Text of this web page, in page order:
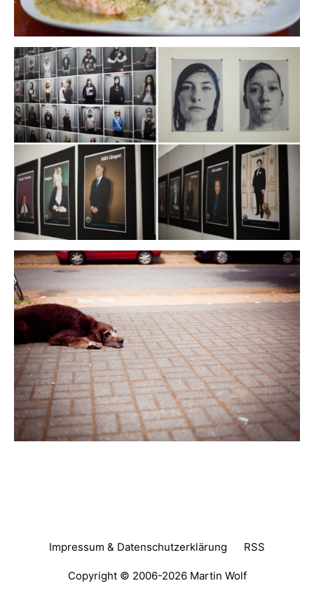
Impressum & Datenschutzerklärung RSS
Copyright © 2006-2026 Martin Wolf